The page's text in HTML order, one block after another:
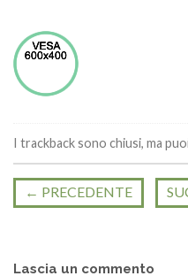
I trackback sono chiusi, ma
← PRECEDENTE
Lascia un commento